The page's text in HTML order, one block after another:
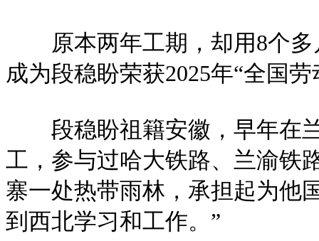
原本两年工期，却用8个多
成为段稳盼荣获2025年“全国
段稳盼祖籍安徽，早年在兰
工，参与过哈大铁路、兰渝铁
寨一处热带雨林，承担起为他
到西北学习和工作。”